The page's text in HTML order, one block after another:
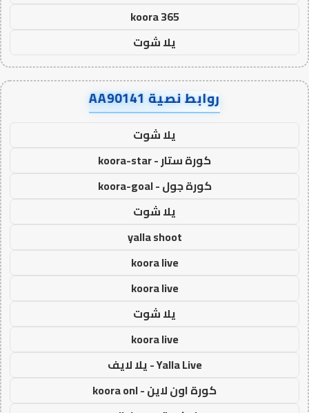
koora 365
يلا شوت
روابط نصية AA90141
يلا شوت
كورة ستار - koora-star
كورة جول - koora-goal
يلا شوت
yalla shoot
koora live
koora live
يلا شوت
koora live
Yalla Live - يلا لايف
كورة اون لاين - koora onl